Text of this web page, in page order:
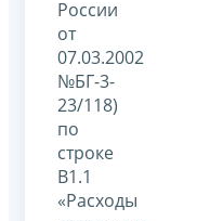
России
от
07.03.2002
№БГ-3-
23/118)
по
строке
В1.1
«Расходы